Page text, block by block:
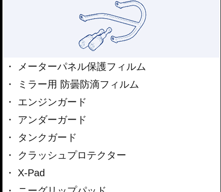
メーターパネル保護フィルム
ミラー用 防曇防滴フィルム
エンジンガード
アンダーガード
タンクガード
クラッシュプロテクター
X-Pad